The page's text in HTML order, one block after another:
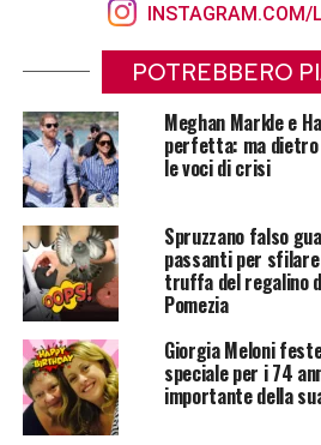
INSTAGRAM.COM/
POTREBBERO
Meghan Markle e
perfetta: ma
le voci di crisi
Spruzzano falso
passanti per
truffa del regalino
Pomezia
Giorgia Meloni
speciale per i 74
importante della